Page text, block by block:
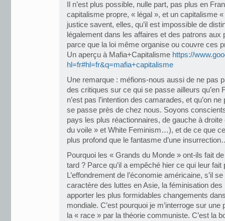
Il n’est plus possible, nulle part, pas plus en
capitalisme propre, « légal », et un capitalisme
justice savent, elles, qu’il est impossible de
légalement dans les affaires et des patrons aux
parce que la loi même organise ou couvre ces
Un aperçu à Mafia+Capitalisme https://
hl=fr#hl=fr&q=mafia+capitalisme
Une remarque : méfions-nous aussi de ne pas
des critiques sur ce qui se passe ailleurs qu’en
n’est pas l’intention des camarades, et qu’on
se passe près de chez nous. Soyons
pays les plus réactionnaires, de gauche à
du voile » et White Feminism…), et de ce que
plus profond que le fantasme d’une
Pourquoi les « Grands du Monde » ont-ils fait
tard ? Parce qu’il a empêché hier ce qui leur fait
L’effondrement de l’économie américaine, s’il
caractère des luttes en Asie, la féminisation
apporter les plus formidables changements
mondiale. C’est pourquoi je m’interroge sur
la « race » par la théorie communiste. C’est la